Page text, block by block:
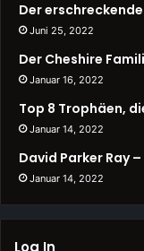
Der
Juni 25, 2022
Der Cheshire
Januar 16, 2022
Top 8 Trophäen,
Januar 14, 2022
David Parker Ray
Januar 14, 2022
Log In